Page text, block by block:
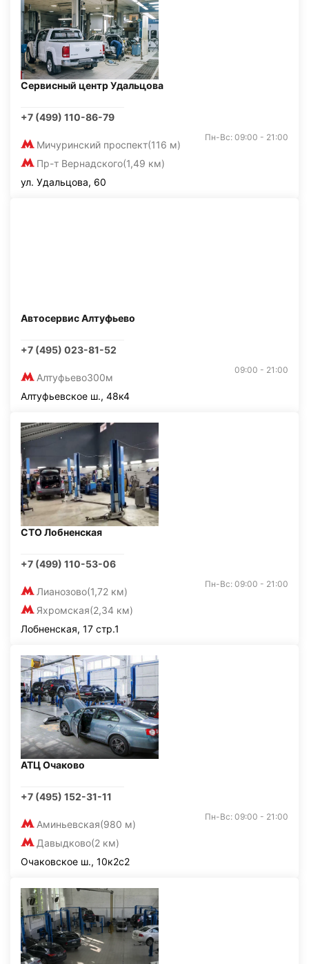
Сервисный центр Удальцова
+7 (499) 110-86-79
Мичуринский проспект(116 м)
Пр-т Вернадского(1,49 км)
Пн-Вс: 09:00 - 21:00
ул. Удальцова, 60
Автосервис Алтуфьево
+7 (495) 023-81-52
Алтуфьево300м
09:00 - 21:00
Алтуфьевское ш., 48к4
СТО Лобненская
+7 (499) 110-53-06
Лианозово(1,72 км)
Яхромская(2,34 км)
Пн-Вс: 09:00 - 21:00
Лобненская, 17 стр.1
АТЦ Очаково
+7 (495) 152-31-11
Аминьевская(980 м)
Давыдково(2 км)
Пн-Вс: 09:00 - 21:00
Очаковское ш., 10к2с2